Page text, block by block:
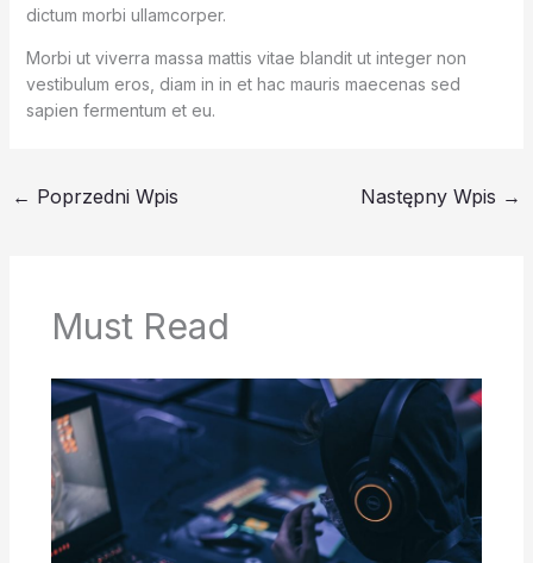
dictum morbi ullamcorper.
Morbi ut viverra massa mattis vitae blandit ut integer non
vestibulum eros, diam in in et hac mauris maecenas sed
sapien fermentum et eu.
← Poprzedni Wpis Następny Wpis →
Must Read